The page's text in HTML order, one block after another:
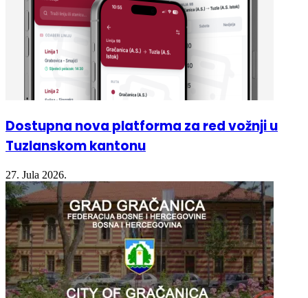
Dostupna nova platforma za red vožnji u
Tuzlanskom kantonu
27. Jula 2026.